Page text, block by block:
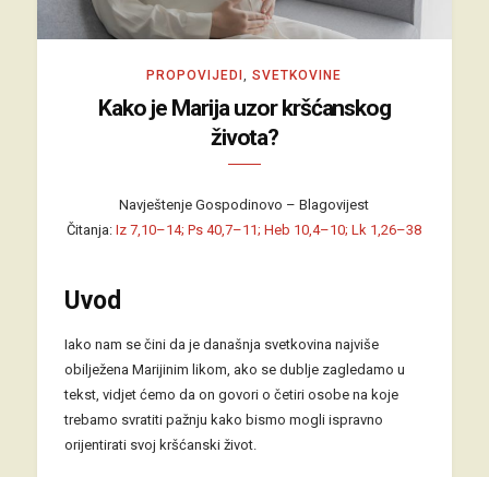
PROPOVIJEDI ,SVETKOVINE
Kako je Marija uzor kršćanskog
života?
Navještenje Gospodinovo – Blagovijest
Čitanja:Iz 7,10–14; Ps 40,7–11; Heb 10,4–10; Lk 1,26–38
Uvod
Iako nam se čini da je današnja svetkovina najviše
obilježena Marijinim likom, ako se dublje zagledamo u
tekst, vidjet ćemo da on govori o četiri osobe na koje
trebamo svratiti pažnju kako bismo mogli ispravno
orijentirati svoj kršćanski život.